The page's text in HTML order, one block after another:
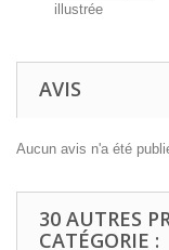
illustrée
AVIS
Aucun avis n'a été
30 AUTRES
CATÉGORIE :